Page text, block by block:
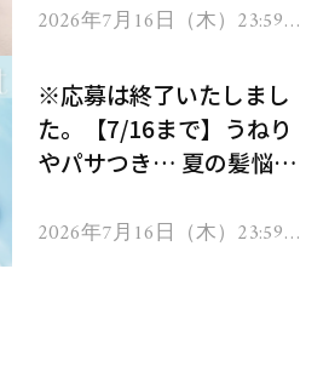
ヘアドライヤー ジュエル
2026年7月16日（木）23:59ま
※応募は終了いたしまし
た。【7/16まで】うねり
やパサつき… 夏の髪悩み
ムを13名様にプレゼン
2026年7月16日（木）23:59ま